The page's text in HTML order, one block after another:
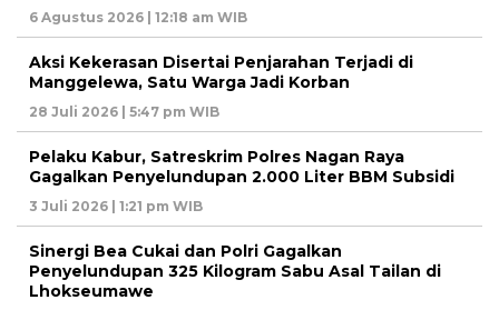
6 Agustus 2026 | 12:18 am WIB
Aksi Kekerasan Disertai Penjarahan Terjadi di
Manggelewa, Satu Warga Jadi Korban
28 Juli 2026 | 5:47 pm WIB
Pelaku Kabur, Satreskrim Polres Nagan Raya
Gagalkan Penyelundupan 2.000 Liter BBM Subsidi
3 Juli 2026 | 1:21 pm WIB
Sinergi Bea Cukai dan Polri Gagalkan
Penyelundupan 325 Kilogram Sabu Asal Tailan di
Lhokseumawe